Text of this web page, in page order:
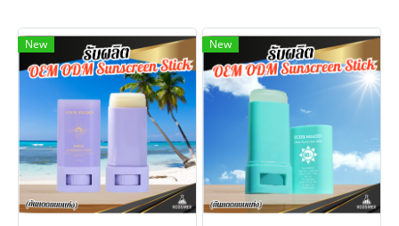
New New